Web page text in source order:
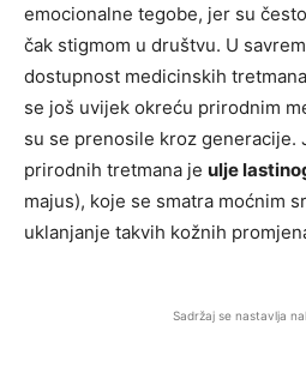
emocionalne tegobe, jer su
čak stigmom u društvu. U
dostupnost medicinskih
se još uvijek okreću prirodnim
su se prenosile kroz generacije.
prirodnih tretmana je ulje
majus), koje se smatra moćnim
uklanjanje takvih kožnih
Sadržaj se nastavlja